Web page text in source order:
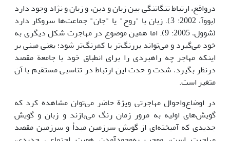
درواقع، ارتباط تنگاتنگی بین زبان و دین، و زبان و نژاد وجود دارد
(بووآ، 2002: 3). زبان با "روح" یا "جان" جماعت‌ها سروکار دارد
(شوول، 2005: 9). اما همین موضوع در مهاجرت شکل دیگری به
خود می‌گیرد و می‌تواند پررنگ‌تر یا کمرنگ‌تر شود؛ یعنی مبنی بر
اینکه مهاجر چه راهبردی را برای انطباق خود با جامعة مقصد
درنظر بگیرد، شدت و حدت این ارتباط در تناسبی مستقیم با آن
متغیر است.
در اوضاع‌واحوال مهاجرتی ویژة حاضر می‌توان مشاهده کرد که
گویش‌های اولیه به مرور زمان رنگ می‌بازند و زبان و گویش
جدیدی که آمیخته‌ای از گویش سرزمین مبدأ و سرزمین مقصد